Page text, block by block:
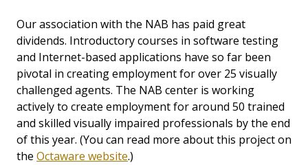
Our association with the NAB has paid great
dividends. Introductory courses in software testing
and Internet-based applications have so far been
pivotal in creating employment for over 25 visually
challenged agents. The NAB center is working
actively to create employment for around 50 trained
and skilled visually impaired professionals by the end
of this year. (You can read more about this project on
the Octaware website.)